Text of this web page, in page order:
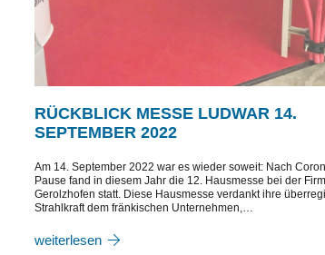
RÜCKBLICK MESSE LUDWAR 14.
SEPTEMBER 2022
Am 14. September 2022 war es wieder soweit: Nach
Pause fand in diesem Jahr die 12. Hausmesse bei der
Gerolzhofen statt. Diese Hausmesse verdankt ihre
Strahlkraft dem fränkischen Unternehmen,…
weiterlesen